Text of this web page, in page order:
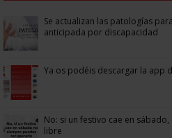
Se actualizan las patologías
anticipada por discapacidad
Ya os podéis descargar la app
No: si un festivo cae en
libre